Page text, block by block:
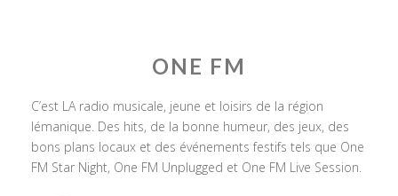
ONE FM
C’est LA radio musicale, jeune et loisirs de la région
lémanique. Des hits, de la bonne humeur, des jeux, des
bons plans locaux et des événements festifs tels que One
FM Star Night, One FM Unplugged et One FM Live Session.